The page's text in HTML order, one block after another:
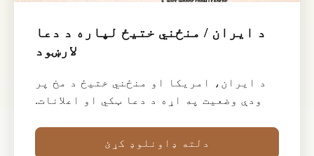
د ایران / منځني ختیځ لپاره د دعا
لارښود
د ایران، امریکا او منځني ختیځ د مخ پر
ودې وضعیت په اړه د دعا ټکي او اعلانات.
دلته ډاونلوډ کړئ